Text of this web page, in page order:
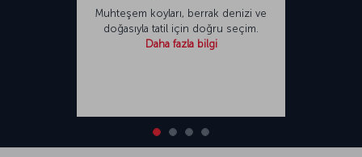
Muhteşem koyları, berrak denizi ve
doğasıyla tatil için doğru seçim.
Daha fazla bilgi